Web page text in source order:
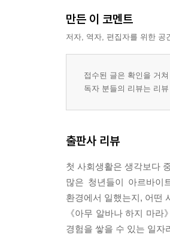
3-1. 취업에 유리한 알바는
3-2. 대학생이 반드시 경
3-5. 부업으로 발전하는
PART 4 · 시간을 자산으
4-2. 포트폴리오가 되는 알
만든 이 코멘트
저자, 역자, 편집자를 위한 공
접수된 글은 확인을 거
독자 분들의 리뷰는 리
출판사 리뷰
첫 사회생활은 생각보다
많은 청년들이 아르바
환경에서 일했는지, 어떤
《아무 알바나 하지 마
경험을 쌓을 수 있는 일자